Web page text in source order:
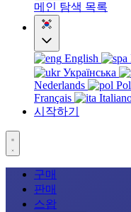
메인 탐색 목록
English
Українська
Nederlands
Français
시작하기
구매
판매
스왑